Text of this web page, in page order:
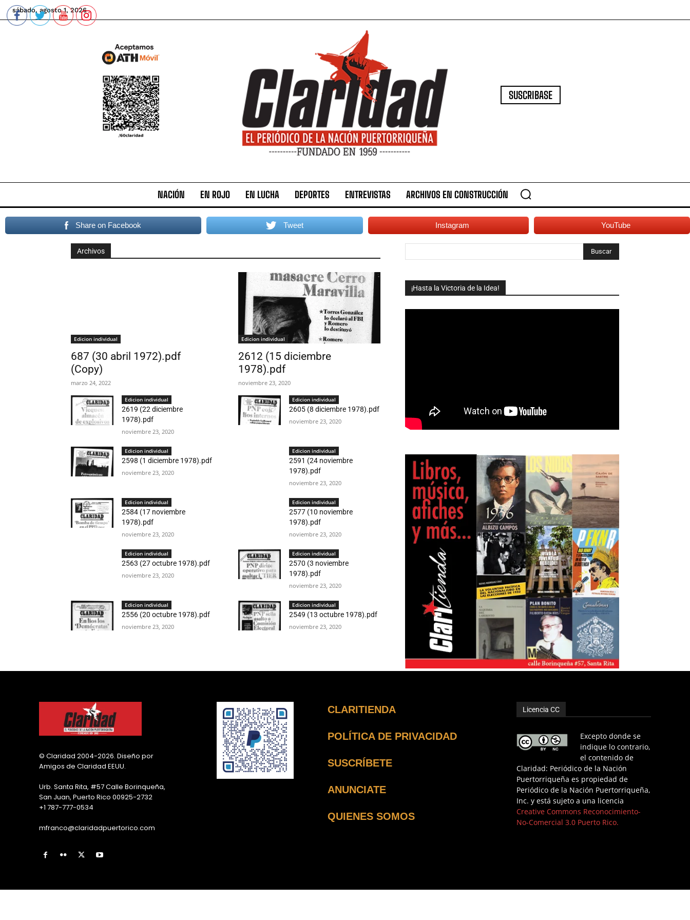
sábado, agosto 1, 2026
SUSCRIBASE
NACIÓN EN ROJO EN LUCHA DEPORTES ENTREVISTAS ARCHIVOS EN CONSTRUCCIÓN
Share on Facebook Tweet Instagram YouTube
Archivos
Edicion individual
687 (30 abril 1972).pdf
(Copy)
marzo 24, 2022
Edicion individual
2612 (15 diciembre
1978).pdf
noviembre 23, 2020
Edicion individual
2619 (22 diciembre
1978).pdf
noviembre 23, 2020
Edicion individual
2605 (8 diciembre 1978).pdf
noviembre 23, 2020
Edicion individual
2598 (1 diciembre 1978).pdf
noviembre 23, 2020
Edicion individual
2591 (24 noviembre
1978).pdf
noviembre 23, 2020
Edicion individual
2584 (17 noviembre
1978).pdf
noviembre 23, 2020
Edicion individual
2577 (10 noviembre
1978).pdf
noviembre 23, 2020
Edicion individual
2563 (27 octubre 1978).pdf
noviembre 23, 2020
Edicion individual
2570 (3 noviembre
1978).pdf
noviembre 23, 2020
Edicion individual
2556 (20 octubre 1978).pdf
noviembre 23, 2020
Edicion individual
2549 (13 octubre 1978).pdf
noviembre 23, 2020
Buscar
¡Hasta la Victoria de la Idea!
© Claridad 2004-2026. Diseño por
Amigos de Claridad EEUU.
Urb. Santa Rita, #57 Calle Borinqueña,
San Juan, Puerto Rico 00925-2732
+1 787-777-0534
mfranco@claridadpuertorico.com
CLARITIENDA
POLÍTICA DE PRIVACIDAD
SUSCRÍBETE
ANUNCIATE
QUIENES SOMOS
Licencia CC
Excepto donde se
indique lo contrario,
el contenido de
Claridad: Periódico de la Nación
Puertorriqueña es propiedad de
Periódico de la Nación Puertorriqueña,
Inc. y está sujeto a una licencia
Creative Commons Reconocimiento-
No-Comercial 3.0 Puerto Rico.